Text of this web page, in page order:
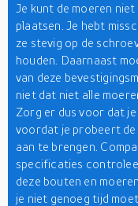
Je kunt de moeren
plaatsen. Je hebt
ze stevig op de
houden. Daarnaast
van deze
niet dat niet alle
Zorg er dus voor dat
voordat je probeert
aan te brengen.
specificaties
deze bouten en
je niet genoeg tijd